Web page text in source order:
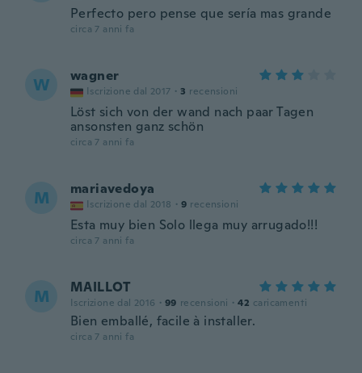
Perfecto pero pense que sería mas grande
circa 7 anni fa
W wagner
Iscrizione dal 2017 · 3 recensioni
Löst sich von der wand nach paar Tagen
ansonsten ganz schön
circa 7 anni fa
M mariavedoya
Iscrizione dal 2018 · 9 recensioni
Esta muy bien Solo llega muy arrugado!!!
circa 7 anni fa
M MAILLOT
Iscrizione dal 2016 · 99 recensioni · 42 caricamenti
Bien emballé, facile à installer.
circa 7 anni fa